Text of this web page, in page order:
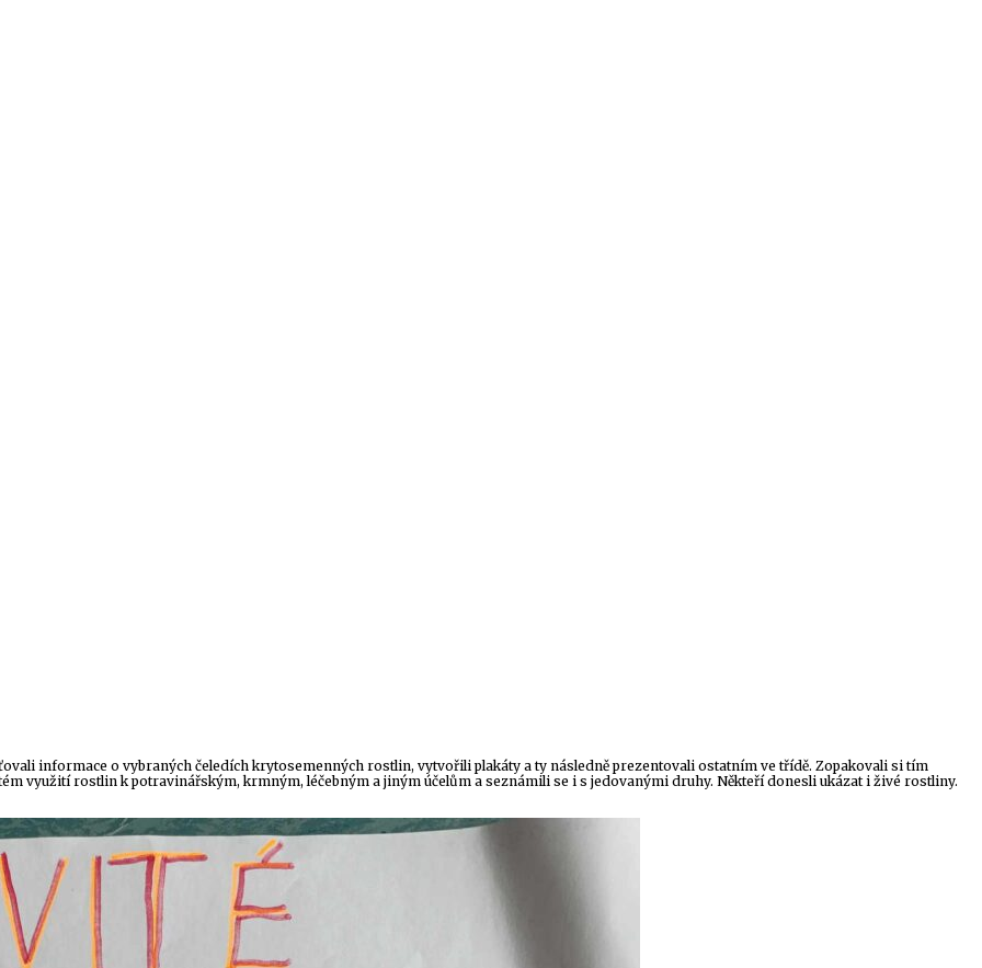
informace o vybraných čeledích krytosemenných rostlin, vytvořili plakáty a ty následně prezentovali ostatním ve třídě. Zopakovali si tím
využití rostlin k potravinářským, krmným, léčebným a jiným účelům a seznámili se i s jedovanými druhy. Někteří donesli ukázat i živé rostliny.